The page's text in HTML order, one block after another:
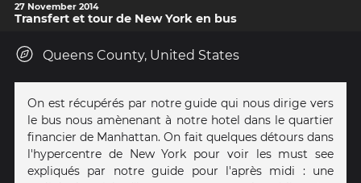
27 November 2014
Transfert et tour de New York en bus
Queens County, United States
On est récupérés par notre guide qui nous dirige vers
le bus nous amènenant à notre hotel dans le quartier
financier de Manhattan. On fait quelques détours dans
l'hypercentre de New York pour voir les must see
expliqués par notre guide pour l'après midi : une